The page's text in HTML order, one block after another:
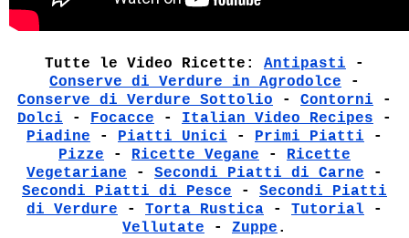
Tutte le Video Ricette: Antipasti -
Conserve di Verdure in Agrodolce -
Conserve di Verdure Sottolio - Contorni -
Dolci - Focacce - Italian Video Recipes -
Piadine - Piatti Unici - Primi Piatti -
Pizze - Ricette Vegane - Ricette
Vegetariane - Secondi Piatti di Carne -
Secondi Piatti di Pesce - Secondi Piatti
di Verdure - Torta Rustica - Tutorial -
Vellutate - Zuppe .